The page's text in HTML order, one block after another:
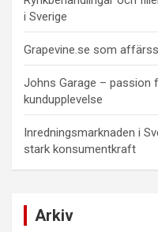
i Sverige
Grapevine.se som
Johns Garage – passion
kundupplevelse
Inredningsmarknaden i
stark konsumentkraft
Arkiv